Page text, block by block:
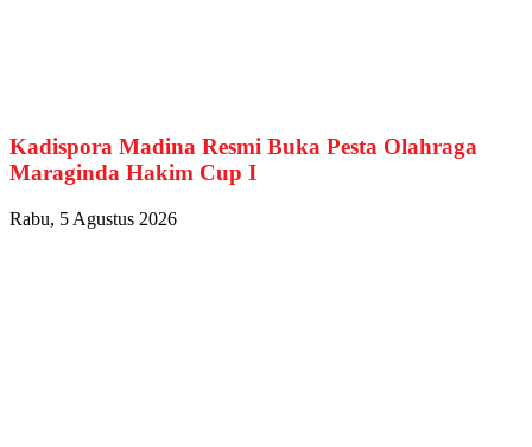
Kadispora Madina Resmi Buka Pesta Olahraga
Maraginda Hakim Cup I
Rabu, 5 Agustus 2026